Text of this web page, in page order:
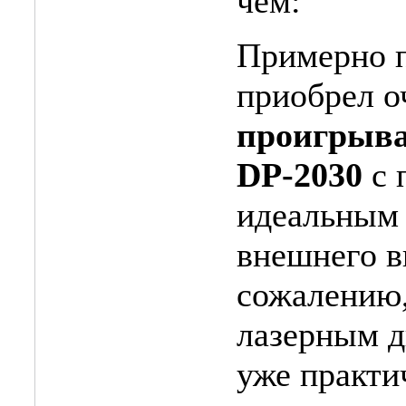
Примерно
приобрел
DP-2030 с
идеальным
внешнего
лазерным
уже